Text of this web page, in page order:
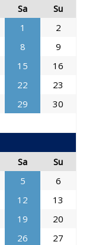
Sa
Su
1
2
8
9
15
16
22
23
29
30
Sa
Su
5
6
12
13
19
20
26
27